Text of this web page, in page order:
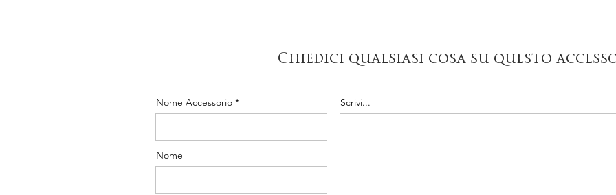
Chiedici qualsiasi cosa su questo
Nome Accessorio
Nome
Scrivi...